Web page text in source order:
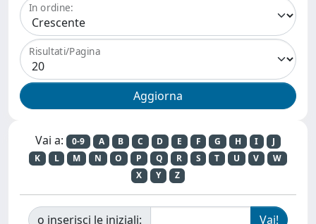
In ordine:
Risultati/Pagina
Vai a: 0-9 A B C D E F G H I
J
K
L M N O P Q R S T U V
W
X
Y Z
o inserisci le iniziali: